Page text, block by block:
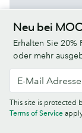
Neu bei
Erhalten Sie 20%
oder mehr
This site is protected
Terms of Service
Über uns
Hilfe/Nützliche
AGB
© MOO Print